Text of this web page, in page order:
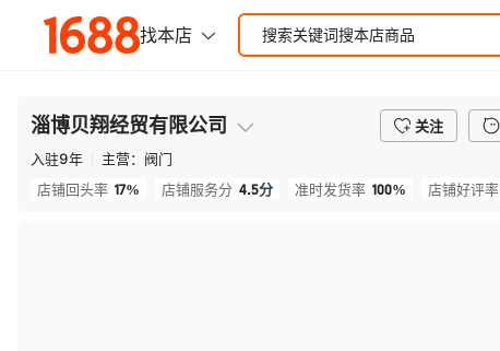
淄博贝翔经贸有限公司 关注
入驻9年 主营： 阀门
店铺回头率 17% 店铺服务分 4.5分 准时发货率 100% 店铺好评率